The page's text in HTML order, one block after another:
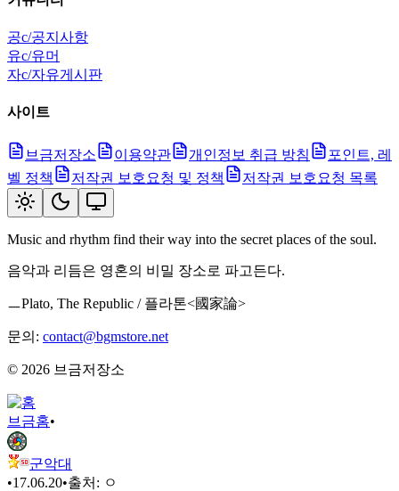
공c/공지사항
유c/유머
자c/자유게시판
사이트
브금저장소 이용약관 개인정보 취급 방침
포인트, 레
벨 정책
저작권 보호요청 및 정책 저작권 보호요청 목록
Music and rhythm find their way into the secret places of the soul.
음악과 리듬은 영혼의 비밀 장소로 파고든다.
ㅡPlato, The Republic / 플라톤<國家論>
문의: contact@bgmstore.net
© 2026 브금저장소
브금홈•
군악대
•17.06.20•출처: ㅇ